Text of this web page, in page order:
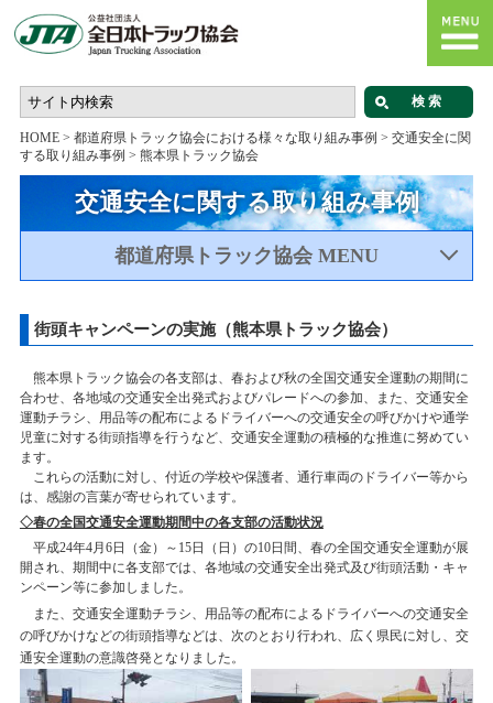
HOME> 都道府県トラック協会における様々な取り組み事例 > 交通安全に関
する取り組み事例 > 熊本県トラック協会
交通安全に関する取り組み事例
都道府県トラック協会 MENU
街頭キャンペーンの実施（熊本県トラック協会）
熊本県トラック協会の各支部は、春および秋の全国交通安全運動の期間に
合わせ、各地域の交通安全出発式およびパレードへの参加、また、交通安全
運動チラシ、用品等の配布によるドライバーへの交通安全の呼びかけや通学
児童に対する街頭指導を行うなど、交通安全運動の積極的な推進に努めてい
ます。
これらの活動に対し、付近の学校や保護者、通行車両のドライバー等から
は、感謝の言葉が寄せられています。
◇春の全国交通安全運動期間中の各支部の活動状況
平成24年4月6日（金）～15日（日）の10日間、春の全国交通安全運動が展
開され、期間中に各支部では、各地域の交通安全出発式及び街頭活動・キャ
ンペーン等に参加しました。
また、交通安全運動チラシ、用品等の配布によるドライバーへの交通安全
の呼びかけなどの街頭指導などは、次のとおり行われ、広く県民に対し、交
通安全運動の意識啓発となりました。